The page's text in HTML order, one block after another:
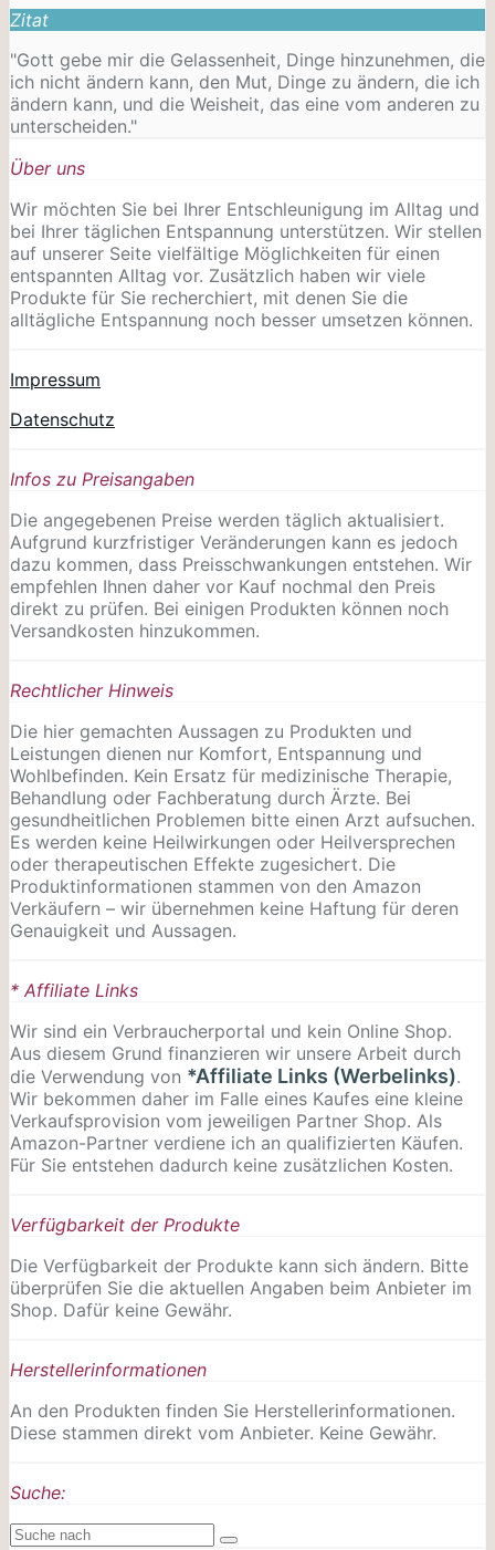
Zitat
"Gott gebe mir die Gelassenheit, Dinge hinzunehmen, die
ich nicht ändern kann, den Mut, Dinge zu ändern, die ich
ändern kann, und die Weisheit, das eine vom anderen zu
unterscheiden."
Über uns
Wir möchten Sie bei Ihrer Entschleunigung im Alltag und
bei Ihrer täglichen Entspannung unterstützen. Wir stellen
auf unserer Seite vielfältige Möglichkeiten für einen
entspannten Alltag vor. Zusätzlich haben wir viele
Produkte für Sie recherchiert, mit denen Sie die
alltägliche Entspannung noch besser umsetzen können.
Impressum
Datenschutz
Infos zu Preisangaben
Die angegebenen Preise werden täglich aktualisiert.
Aufgrund kurzfristiger Veränderungen kann es jedoch
dazu kommen, dass Preisschwankungen entstehen. Wir
empfehlen Ihnen daher vor Kauf nochmal den Preis
direkt zu prüfen. Bei einigen Produkten können noch
Versandkosten hinzukommen.
Rechtlicher Hinweis
Die hier gemachten Aussagen zu Produkten und
Leistungen dienen nur Komfort, Entspannung und
Wohlbefinden. Kein Ersatz für medizinische Therapie,
Behandlung oder Fachberatung durch Ärzte. Bei
gesundheitlichen Problemen bitte einen Arzt aufsuchen.
Es werden keine Heilwirkungen oder Heilversprechen
oder therapeutischen Effekte zugesichert. Die
Produktinformationen stammen von den Amazon
Verkäufern – wir übernehmen keine Haftung für deren
Genauigkeit und Aussagen.
* Affiliate Links
Wir sind ein Verbraucherportal und kein Online Shop.
Aus diesem Grund finanzieren wir unsere Arbeit durch
die Verwendung von *Affiliate Links (Werbelinks).
Wir bekommen daher im Falle eines Kaufes eine kleine
Verkaufsprovision vom jeweiligen Partner Shop. Als
Amazon-Partner verdiene ich an qualifizierten Käufen.
Für Sie entstehen dadurch keine zusätzlichen Kosten.
Verfügbarkeit der Produkte
Die Verfügbarkeit der Produkte kann sich ändern. Bitte
überprüfen Sie die aktuellen Angaben beim Anbieter im
Shop. Dafür keine Gewähr.
Herstellerinformationen
An den Produkten finden Sie Herstellerinformationen.
Diese stammen direkt vom Anbieter. Keine Gewähr.
Suche: